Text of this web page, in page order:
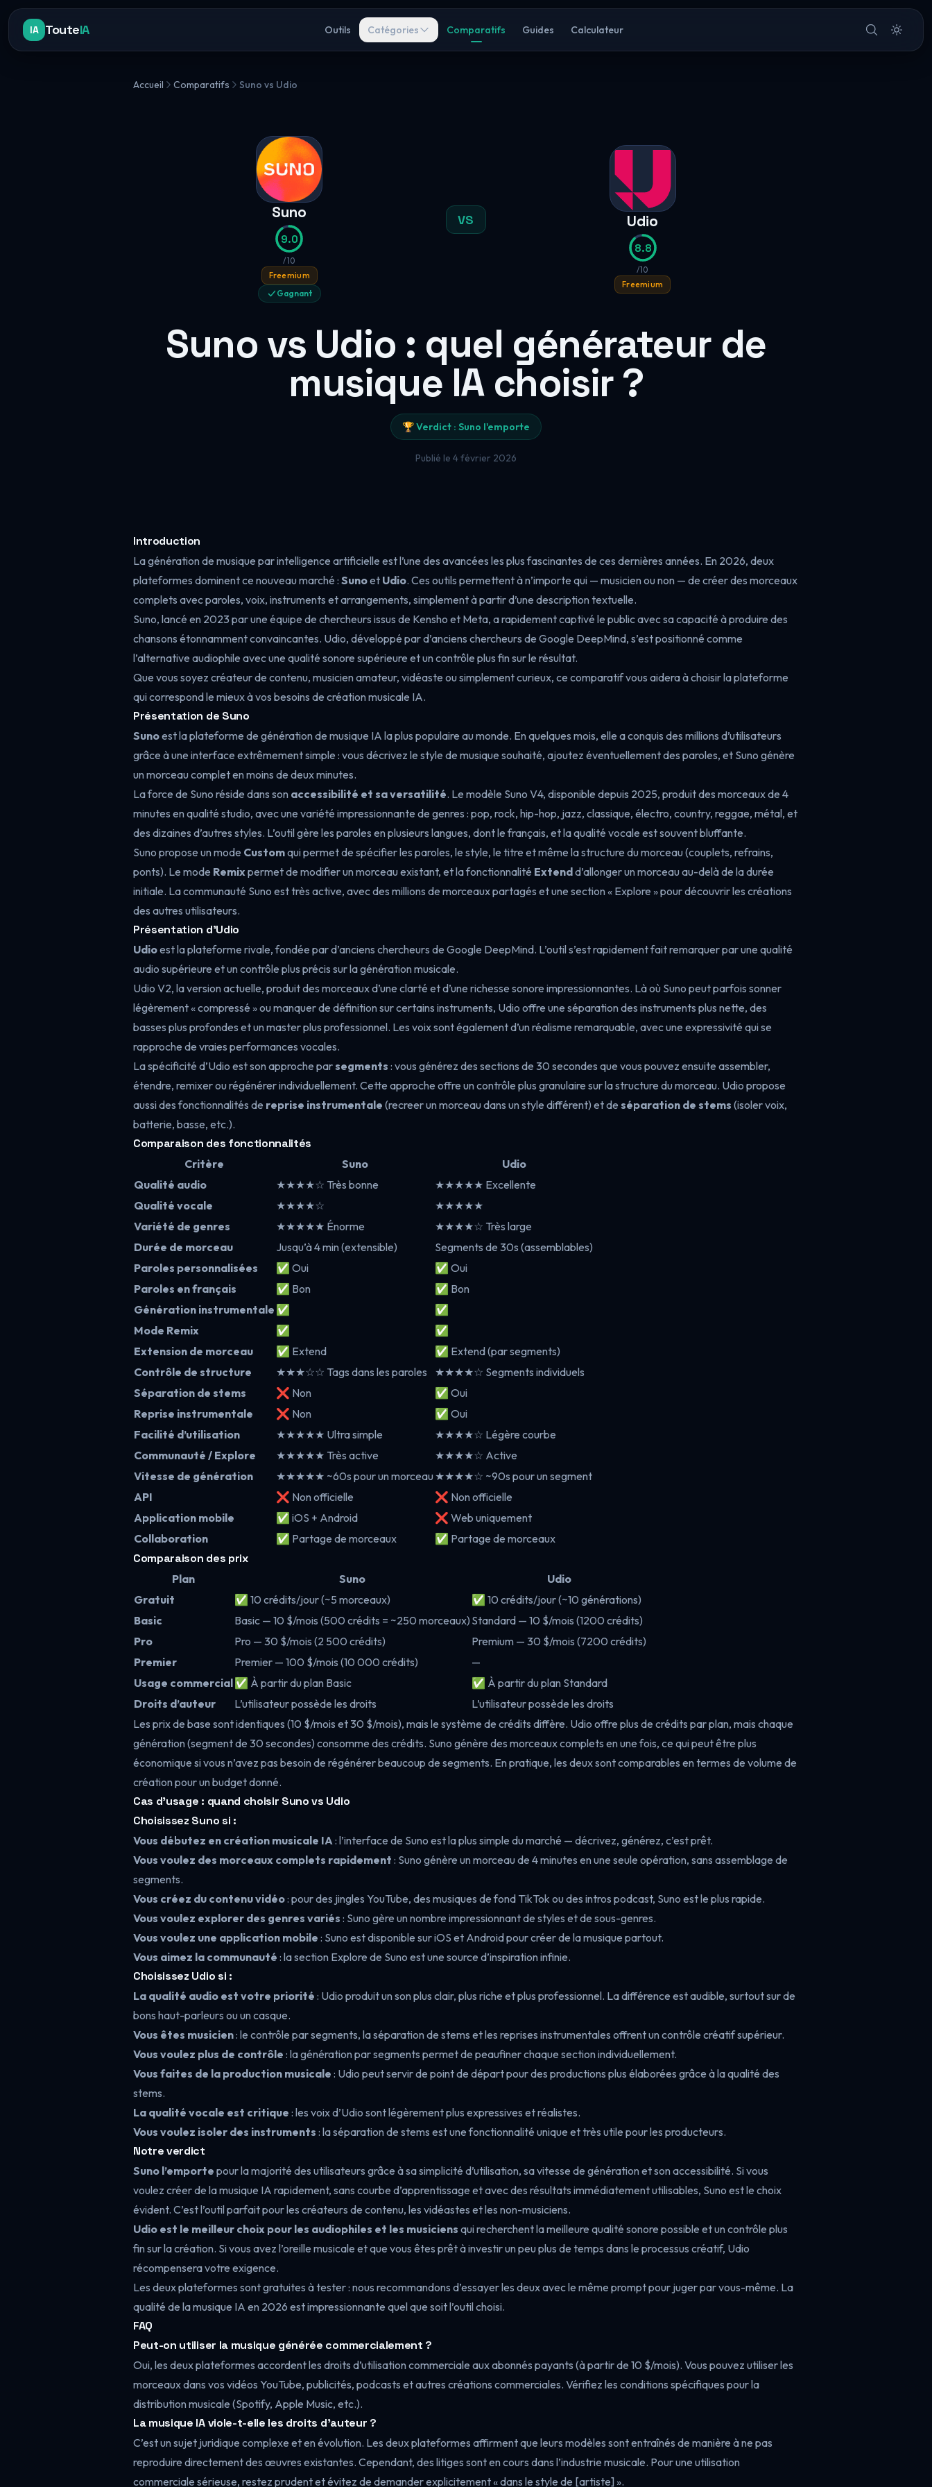
IA TouteIA Outils Catégories Comparatifs Guides Calculateur
Accueil Comparatifs Suno vs Udio
Suno
9.0
/10
Freemium
Gagnant
VS Udio
8.8
/10
Freemium
Suno vs Udio : quel générateur de
musique IA choisir ?
🏆 Verdict : Suno l'emporte
Publié le 4 février 2026
Introduction
La génération de musique par intelligence artificielle est l’une des avancées les plus fascinantes de ces dernières années. En 2026, deux
plateformes dominent ce nouveau marché : Sunoet Udio. Ces outils permettent à n’importe qui — musicien ou non — de créer des morceaux
complets avec paroles, voix, instruments et arrangements, simplement à partir d’une description textuelle.
Suno, lancé en 2023 par une équipe de chercheurs issus de Kensho et Meta, a rapidement captivé le public avec sa capacité à produire des
chansons étonnamment convaincantes. Udio, développé par d’anciens chercheurs de Google DeepMind, s’est positionné comme
l’alternative audiophile avec une qualité sonore supérieure et un contrôle plus fin sur le résultat.
Que vous soyez créateur de contenu, musicien amateur, vidéaste ou simplement curieux, ce comparatif vous aidera à choisir la plateforme
qui correspond le mieux à vos besoins de création musicale IA.
Présentation de Suno
Sunoest la plateforme de génération de musique IA la plus populaire au monde. En quelques mois, elle a conquis des millions d’utilisateurs
grâce à une interface extrêmement simple : vous décrivez le style de musique souhaité, ajoutez éventuellement des paroles, et Suno génère
un morceau complet en moins de deux minutes.
La force de Suno réside dans son accessibilité et sa versatilité. Le modèle Suno V4, disponible depuis 2025, produit des morceaux de 4
minutes en qualité studio, avec une variété impressionnante de genres : pop, rock, hip-hop, jazz, classique, électro, country, reggae, métal, et
des dizaines d’autres styles. L’outil gère les paroles en plusieurs langues, dont le français, et la qualité vocale est souvent bluffante.
Suno propose un mode Customqui permet de spécifier les paroles, le style, le titre et même la structure du morceau (couplets, refrains,
ponts). Le mode Remixpermet de modifier un morceau existant, et la fonctionnalité Extendd’allonger un morceau au-delà de la durée
initiale. La communauté Suno est très active, avec des millions de morceaux partagés et une section « Explore » pour découvrir les créations
des autres utilisateurs.
Présentation d’Udio
Udioest la plateforme rivale, fondée par d’anciens chercheurs de Google DeepMind. L’outil s’est rapidement fait remarquer par une qualité
audio supérieure et un contrôle plus précis sur la génération musicale.
Udio V2, la version actuelle, produit des morceaux d’une clarté et d’une richesse sonore impressionnantes. Là où Suno peut parfois sonner
légèrement « compressé » ou manquer de définition sur certains instruments, Udio offre une séparation des instruments plus nette, des
basses plus profondes et un master plus professionnel. Les voix sont également d’un réalisme remarquable, avec une expressivité qui se
rapproche de vraies performances vocales.
La spécificité d’Udio est son approche parsegments : vous générez des sections de 30 secondes que vous pouvez ensuite assembler,
étendre, remixer ou régénérer individuellement. Cette approche offre un contrôle plus granulaire sur la structure du morceau. Udio propose
aussi des fonctionnalités de reprise instrumentale (recreer un morceau dans un style différent) et de séparation de stems (isoler voix,
batterie, basse, etc.).
Comparaison des fonctionnalités
Critère Suno
Udio
Qualité audio
★★★★☆ Très bonne
★★★★★ Excellente
Qualité vocale
★★★★☆
★★★★★
Variété de genres
★★★★★ Énorme
★★★★☆ Très large
Durée de morceau
Jusqu’à 4 min (extensible)
Segments de 30s (assemblables)
Paroles personnalisées
✅ Oui
✅ Oui
Paroles en français
✅ Bon
✅ Bon
Génération instrumentale ✅
✅
Mode Remix
✅
✅
Extension de morceau
✅ Extend
✅ Extend (par segments)
Contrôle de structure
★★★☆☆ Tags dans les paroles
★★★★☆ Segments individuels
Séparation de stems
❌ Non
✅ Oui
Reprise instrumentale
❌ Non
✅ Oui
Facilité d’utilisation
★★★★★ Ultra simple
★★★★☆ Légère courbe
Communauté / Explore
★★★★★ Très active
★★★★☆ Active
Vitesse de génération
★★★★★ ~60s pour un morceau ★★★★☆ ~90s pour un segment
API
❌ Non officielle
❌ Non officielle
Application mobile
✅ iOS + Android
❌ Web uniquement
Collaboration
✅ Partage de morceaux ✅ Partage de morceaux
Comparaison des prix
Plan Suno
Udio
Gratuit
✅ 10 crédits/jour (~5 morceaux)
✅ 10 crédits/jour (~10 générations)
Basic
Basic — 10 $/mois (500 crédits = ~250 morceaux) Standard — 10 $/mois (1200 crédits)
Pro
Pro — 30 $/mois (2 500 crédits)
Premium — 30 $/mois (7200 crédits)
Premier
Premier — 100 $/mois (10 000 crédits)
—
Usage commercial ✅ À partir du plan Basic
✅ À partir du plan Standard
Droits d’auteur
L’utilisateur possède les droits
L’utilisateur possède les droits
Les prix de base sont identiques (10 $/mois et 30 $/mois), mais le système de crédits diffère. Udio offre plus de crédits par plan, mais chaque
génération (segment de 30 secondes) consomme des crédits. Suno génère des morceaux complets en une fois, ce qui peut être plus
économique si vous n’avez pas besoin de régénérer beaucoup de segments. En pratique, les deux sont comparables en termes de volume de
création pour un budget donné.
Cas d’usage : quand choisir Suno vs Udio
Choisissez Suno si :
Vous débutez en création musicale IA: l’interface de Suno est la plus simple du marché — décrivez, générez, c’est prêt.
Vous voulez des morceaux complets rapidement : Suno génère un morceau de 4 minutes en une seule opération, sans assemblage de
segments.
Vous créez du contenu vidéo: pour des jingles YouTube, des musiques de fond TikTok ou des intros podcast, Suno est le plus rapide.
Vous voulez explorer des genres variés : Suno gère un nombre impressionnant de styles et de sous-genres.
Vous voulez une application mobile : Suno est disponible sur iOS et Android pour créer de la musique partout.
Vous aimez la communauté : la section Explore de Suno est une source d’inspiration infinie.
Choisissez Udio si :
La qualité audio est votre priorité : Udio produit un son plus clair, plus riche et plus professionnel. La différence est audible, surtout sur de
bons haut-parleurs ou un casque.
Vous êtes musicien: le contrôle par segments, la séparation de stems et les reprises instrumentales offrent un contrôle créatif supérieur.
Vous voulez plus de contrôle : la génération par segments permet de peaufiner chaque section individuellement.
Vous faites de la production musicale : Udio peut servir de point de départ pour des productions plus élaborées grâce à la qualité des
stems.
La qualité vocale est critique : les voix d’Udio sont légèrement plus expressives et réalistes.
Vous voulez isoler des instruments : la séparation de stems est une fonctionnalité unique et très utile pour les producteurs.
Notre verdict
Suno l’emporte pour la majorité des utilisateurs grâce à sa simplicité d’utilisation, sa vitesse de génération et son accessibilité. Si vous
voulez créer de la musique IA rapidement, sans courbe d’apprentissage et avec des résultats immédiatement utilisables, Suno est le choix
évident. C’est l’outil parfait pour les créateurs de contenu, les vidéastes et les non-musiciens.
Udio est le meilleur choix pour les audiophiles et les musiciens qui recherchent la meilleure qualité sonore possible et un contrôle plus
fin sur la création. Si vous avez l’oreille musicale et que vous êtes prêt à investir un peu plus de temps dans le processus créatif, Udio
récompensera votre exigence.
Les deux plateformes sont gratuites à tester : nous recommandons d’essayer les deux avec le même prompt pour juger par vous-même. La
qualité de la musique IA en 2026 est impressionnante quel que soit l’outil choisi.
FAQ
Peut-on utiliser la musique générée commercialement ?
Oui, les deux plateformes accordent les droits d’utilisation commerciale aux abonnés payants (à partir de 10 $/mois). Vous pouvez utiliser les
morceaux dans vos vidéos YouTube, publicités, podcasts et autres créations commerciales. Vérifiez les conditions spécifiques pour la
distribution musicale (Spotify, Apple Music, etc.).
La musique IA viole-t-elle les droits d’auteur ?
C’est un sujet juridique complexe et en évolution. Les deux plateformes affirment que leurs modèles sont entraînés de manière à ne pas
reproduire directement des œuvres existantes. Cependant, des litiges sont en cours dans l’industrie musicale. Pour une utilisation
commerciale sérieuse, restez prudent et évitez de demander explicitement « dans le style de [artiste] ».